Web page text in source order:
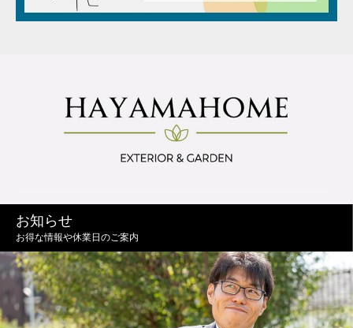
お知らせ
お得な情報や休業日のご案内